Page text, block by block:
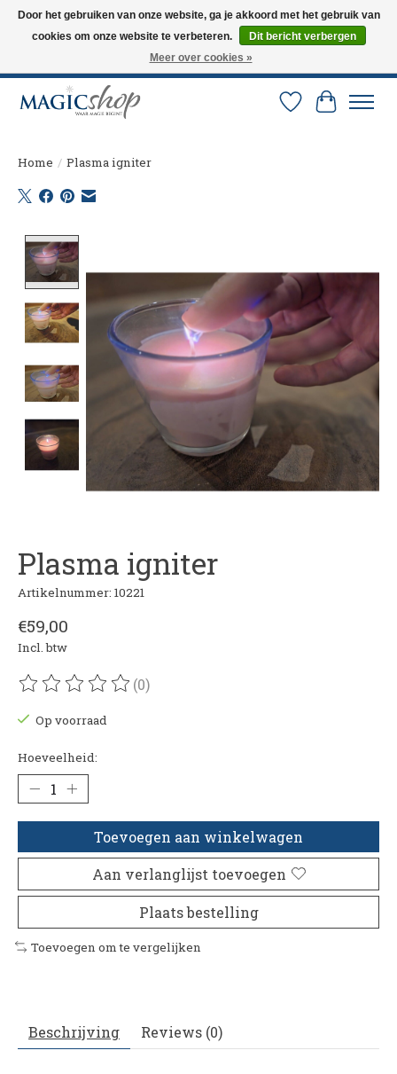
Altijd de nieuwste trucs op voorraad. Snelle verzending via PostNL en DHL.
Langskomen in onze winkel? Bel of mail om een afspraak te maken. 0251-
Verlanglijst
Home / Plasma igniter
Plasma igniter
Artikelnummer: 10221
€59,00
Incl. btw
De beoordeling van dit product is
(0)
Op voorraad
Hoeveelheid:
Toevoegen aan winkelwagen
Aan verlanglijst toevoegen
Plaats bestelling
Toevoegen om te vergelijken
Beschrijving Reviews (0)
Door het gebruiken van onze website, ga je akkoord met het gebruik van
cookies om onze website te verbeteren.
Dit bericht verbergen
Meer over cookies »